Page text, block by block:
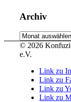
Archiv
Archiv
© 2026
e.V.
Link zu
Link zu
Link zu
Link zu